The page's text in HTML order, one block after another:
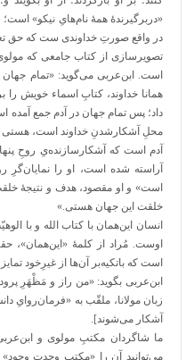
«دربرگیرندهٔ همهٔ نام‌هایِ نیکو»
در واقع صورتِ خداوندی ست که حق
تصویرسازی از کتاب جامعی که
است. ابن‌عربی می‌گوید: «تمام
همانا خداوند، کتابِ اسماء خویش را
داد؛ پس تمام جهان در آدم جمع آمده
محلِ آشکارشدنِ خداوند است، هستی
آدم است که آشکارسازنده‌یِ روحِ
آراسته شده است، او را
است» و او مقصود، هدف و نتیجهٔ
خلقت این جهان هستی.»
انسان این‌همان با کتاب الله و با
اوست. مُراد از کلمهٔ «این‌همان»،
است که باتکیه‌بر آن‌ها از غیرِخود
ابن‌عربی بگوید: «من راز و مَظْهَرِ
زبان مولانا، ملقّب به «فرمان‌روایِ
آشکار می‌شوند].
ما شاگردان مکتبِ مولوی و
می‌توانید آن را «مکتبِ وحدت وجود»